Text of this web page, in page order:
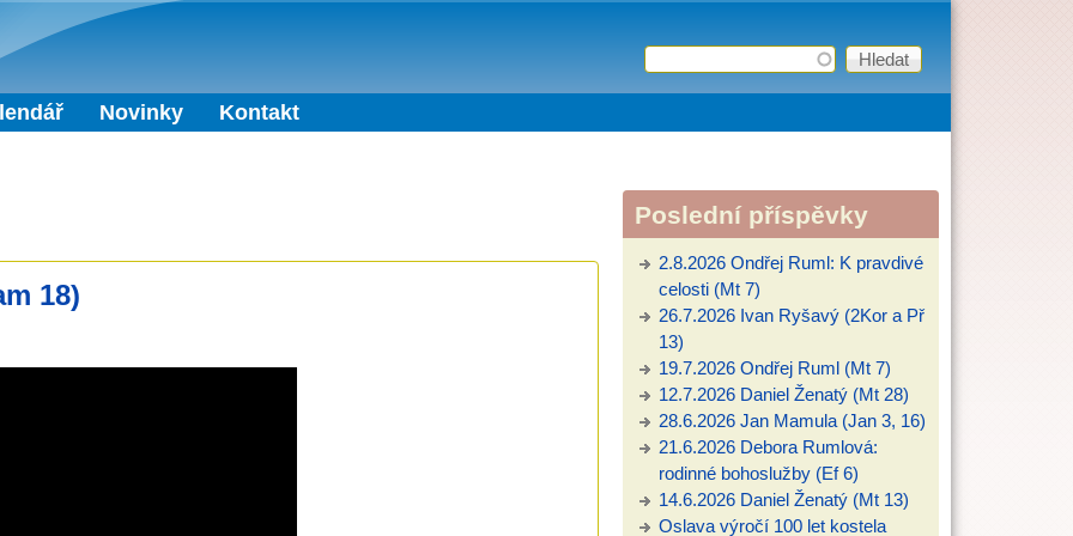
Vyhledávání
Hledat
Novinky Kontakt
18)
Poslední příspěvky
2.8.2026 Ondřej Ruml: K pravdivé
celosti (Mt 7)
26.7.2026 Ivan Ryšavý (2Kor a Př
13)
19.7.2026 Ondřej Ruml (Mt 7)
12.7.2026 Daniel Ženatý (Mt 28)
28.6.2026 Jan Mamula (Jan 3, 16)
21.6.2026 Debora Rumlová:
rodinné bohoslužby (Ef 6)
14.6.2026 Daniel Ženatý (Mt 13)
Oslava výročí 100 let kostela